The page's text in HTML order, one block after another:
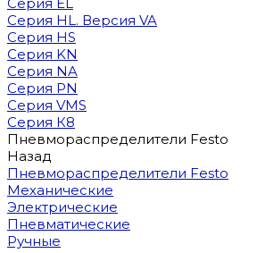
Серия HL. Версия VA
Серия HS
Серия KN
Серия NA
Серия PN
Серия VMS
Серия К8
Пневмораспределители Festo
Назад
Пневмораспределители Festo
Механические
Электрические
Пневматические
Ручные